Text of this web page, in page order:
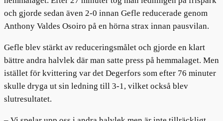
och gjorde sedan även 2-0 innan Gefle reducerade genom
Anthony Valdes Osoiro på en hörna strax innan pausvilan.
Gefle blev stärkt av reduceringsmålet och gjorde en klart
bättre andra halvlek där man satte press på hemmalaget. Men
istället för kvittering var det Degerfors som efter 76 minuter
skulle dryga ut sin ledning till 3-1, vilket också blev
slutresultatet.